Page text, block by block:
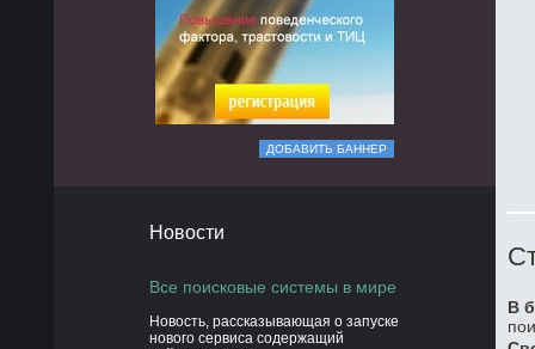
ДОБАВИТЬ БАННЕР
Новости
Все поисковые системы в мире
Новость, рассказывающая о запуске
нового сервиса содержащий
В